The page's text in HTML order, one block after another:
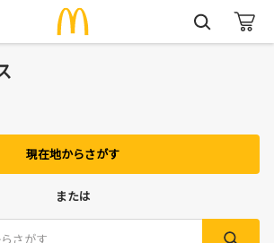
現在地からさがす
または